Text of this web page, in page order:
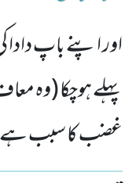
اور اپنے باپ دادا
پہلے ہوچکا (وہ
غضب کا سبب ہے،